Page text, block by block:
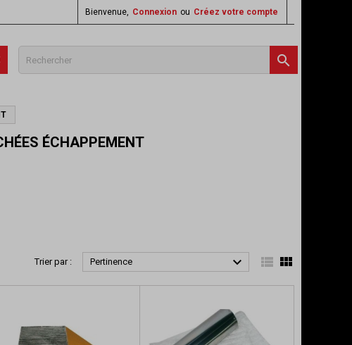
Bienvenue, Connexion ou Créez votre compte

ÉCHAPPEMENT
Trier par : Pertinence   